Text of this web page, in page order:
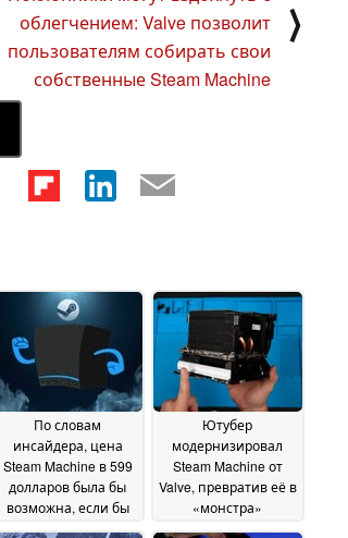
облегчением: Valve позволит
пользователям собирать свои
собственные Steam Machine
⟩
По словам
инсайдера, цена
Steam Machine в 599
долларов была бы
возможна, если бы
Ютубер
модернизировал
Steam Machine от
Valve, превратив её в
«монстра»